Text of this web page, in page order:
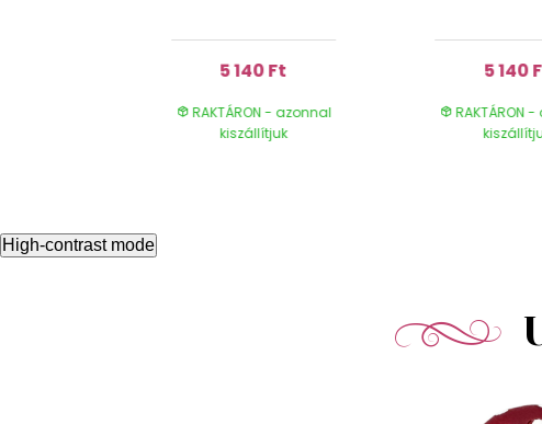
5 140 Ft
RAKTÁRON - azonnal
kiszállítjuk
5 140
RAKTÁRON
High-contrast mode